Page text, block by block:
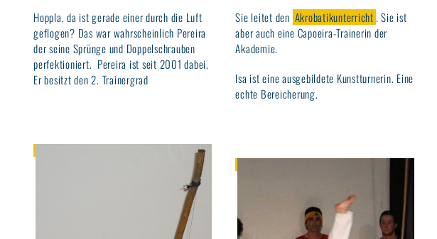
Hoppla, da ist gerade einer durch die Luft
geflogen? Das war wahrscheinlich Pereira
der seine Sprünge und Doppelschrauben
perfektioniert. Pereira ist seit 2001 dabei.
Er besitzt den 2. Trainergrad
Sie leitet den Akrobatikunterricht . Sie ist
aber auch eine Capoeira-Trainerin der
Akademie.
Isa ist eine ausgebildete Kunstturnerin. Eine
echte Bereicherung.